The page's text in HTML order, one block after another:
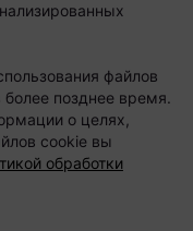
водохранилища,
берег»),
кошек и других
файлов
более позднее время.
о целях,
cookie вы
обработки